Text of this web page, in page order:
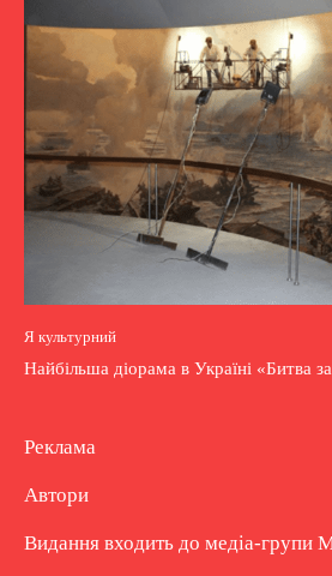
Я культурний
Найбільша діорама в Україні «Битва
Реклама
Автори
Видання входить до медіа-групи